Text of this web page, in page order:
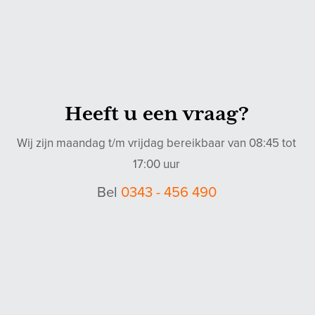
Heeft u een vraag?
Wij zijn maandag t/m vrijdag bereikbaar van 08:45 tot
17:00 uur
Bel 0343 - 456 490